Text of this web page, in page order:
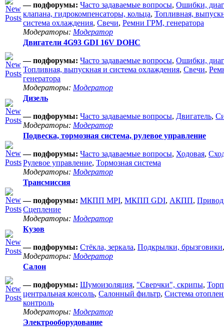
— подфорумы: Часто задаваемые вопросы, Ошибки,
клапана, гидрокомпенсаторы, кольца, Топливная,
система охлаждения, Свечи, Ремни ГРМ, генератора
Модераторы: Модератор
Двигатели 4G93 GDI 16V DOHC
— подфорумы: Часто задаваемые вопросы, Ошибки,
Топливная, выпускная и система охлаждения, Свечи,
генератора
Модераторы: Модератор
Дизель
— подфорумы: Часто задаваемые вопросы, Двигатель,
Модераторы: Модератор
Подвеска, тормозная система, рулевое управление
— подфорумы: Часто задаваемые вопросы, Ходовая,
Рулевое управление, Тормозная система
Модераторы: Модератор
Трансмиссия
— подфорумы: МКПП MPI, МКПП GDI, АКПП,
Сцепление
Модераторы: Модератор
Кузов
— подфорумы: Стёкла, зеркала, Подкрылки, брызговики
Модераторы: Модератор
Салон
— подфорумы: Шумоизоляция, "Сверчки", скрипы,
центральная консоль, Салонный фильтр, Система
контроль
Модераторы: Модератор
Электрооборудование